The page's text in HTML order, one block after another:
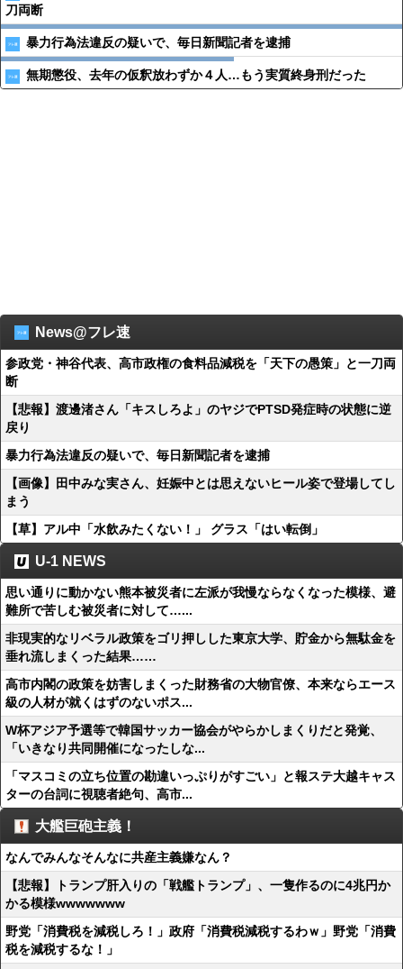
刀両断
暴力行為法違反の疑いで、毎日新聞記者を逮捕
無期懲役、去年の仮釈放わずか４人…もう実質終身刑だった
News@フレ速
参政党・神谷代表、高市政権の食料品減税を「天下の愚策」と一刀両
断
【悲報】渡邊渚さん「キスしろよ」のヤジでPTSD発症時の状態に逆
戻り
暴力行為法違反の疑いで、毎日新聞記者を逮捕
【画像】田中みな実さん、妊娠中とは思えないヒール姿で登場してし
まう
【草】アル中「水飲みたくない！」 グラス「はい転倒」
U-1 NEWS
思い通りに動かない熊本被災者に左派が我慢ならなくなった模様、避
難所で苦しむ被災者に対して…...
非現実的なリベラル政策をゴリ押しした東京大学、貯金から無駄金を
垂れ流しまくった結果……
高市内閣の政策を妨害しまくった財務省の大物官僚、本来ならエース
級の人材が就くはずのないポス...
W杯アジア予選等で韓国サッカー協会がやらかしまくりだと発覚、
「いきなり共同開催になったしな...
「マスコミの立ち位置の勘違いっぷりがすごい」と報ステ大越キャス
ターの台詞に視聴者絶句、高市...
大艦巨砲主義！
なんでみんなそんなに共産主義嫌なん？
【悲報】トランプ肝入りの「戦艦トランプ」、一隻作るのに4兆円か
かる模様wwwwwww
野党「消費税を減税しろ！」政府「消費税減税するわｗ」野党「消費
税を減税するな！」